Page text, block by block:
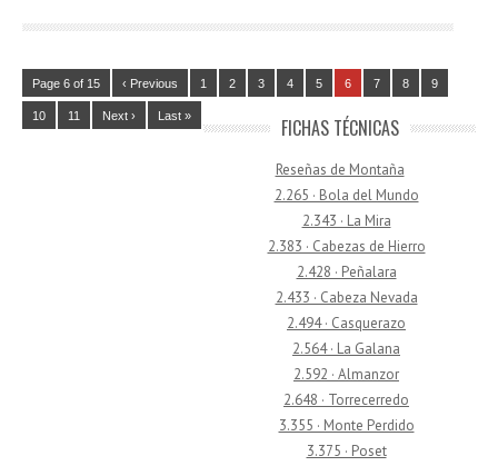
Page 6 of 15 ‹ Previous 1 2 3 4 5 6 7 8 9
10 11 Next › Last » FICHAS TÉCNICAS
Reseñas de Montaña
2.265 · Bola del Mundo
2.343 · La Mira
2.383 · Cabezas de Hierro
2.428 · Peñalara
2.433 · Cabeza Nevada
2.494 · Casquerazo
2.564 · La Galana
2.592 · Almanzor
2.648 · Torrecerredo
3.355 · Monte Perdido
3.375 · Poset